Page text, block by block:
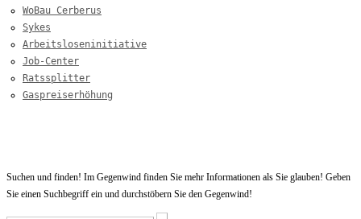
WoBau Cerberus
Sykes
Arbeitsloseninitiative
Job-Center
Ratssplitter
Gaspreiserhöhung
Startseite
Suchen und finden! Im Gegenwind finden Sie mehr Informationen als Sie glauben! Geben
Sie einen Suchbegriff ein und durchstöbern Sie den Gegenwind!